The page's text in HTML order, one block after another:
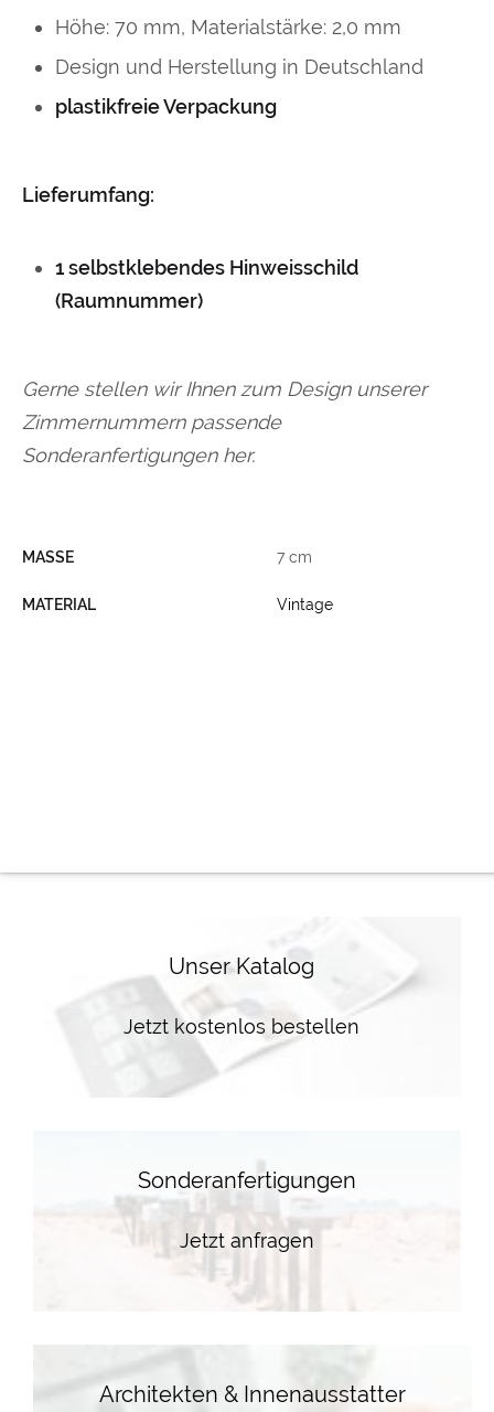
Höhe: 70 mm, Materialstärke: 2,0 mm
Design und Herstellung in Deutschland
plastikfreie Verpackung
Lieferumfang:
1 selbstklebendes Hinweisschild
(Raumnummer)
Gerne stellen wir Ihnen zum Design unserer
Zimmernummern passende
Sonderanfertigungen her.
MASSE 7 cm
MATERIAL Vintage
Unser Katalog
Jetzt kostenlos bestellen
Sonderanfertigungen
Jetzt anfragen
Architekten & Innenausstatter